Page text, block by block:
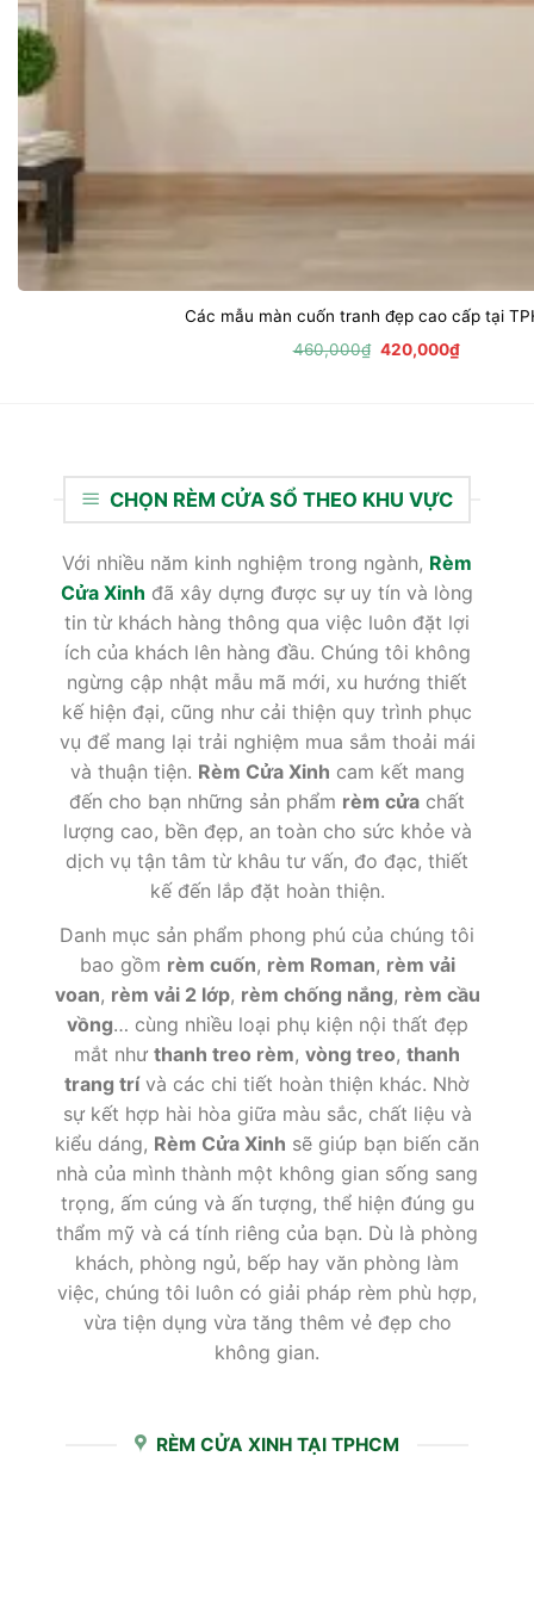
Các mẫu màn cuốn tranh đẹp cao cấp tại
460,000₫ Giá
420,000₫Giá
hiện
CHỌN RÈM CỬA SỔ THEO KHU VỰC
Với nhiều năm kinh nghiệm trong ngành, Rèm
Cửa Xinh đã xây dựng được sự uy tín và lòng
tin từ khách hàng thông qua việc luôn đặt lợi
ích của khách lên hàng đầu. Chúng tôi không
ngừng cập nhật mẫu mã mới, xu hướng thiết
kế hiện đại, cũng như cải thiện quy trình phục
vụ để mang lại trải nghiệm mua sắm thoải mái
và thuận tiện. Rèm Cửa Xinh cam kết mang
đến cho bạn những sản phẩm rèm cửa chất
lượng cao, bền đẹp, an toàn cho sức khỏe và
dịch vụ tận tâm từ khâu tư vấn, đo đạc, thiết
kế đến lắp đặt hoàn thiện.
Danh mục sản phẩm phong phú của chúng tôi
bao gồm rèm cuốn, rèm Roman, rèm vải
voan, rèm vải 2 lớp, rèm chống nắng, rèm cầu
vồng… cùng nhiều loại phụ kiện nội thất đẹp
mắt như thanh treo rèm, vòng treo, thanh
trang trívà các chi tiết hoàn thiện khác. Nhờ
sự kết hợp hài hòa giữa màu sắc, chất liệu và
kiểu dáng, Rèm Cửa Xinh sẽ giúp bạn biến căn
nhà của mình thành một không gian sống sang
trọng, ấm cúng và ấn tượng, thể hiện đúng gu
thẩm mỹ và cá tính riêng của bạn. Dù là phòng
khách, phòng ngủ, bếp hay văn phòng làm
việc, chúng tôi luôn có giải pháp rèm phù hợp,
vừa tiện dụng vừa tăng thêm vẻ đẹp cho
không gian.
RÈM CỬA XINH TẠI TPHCM